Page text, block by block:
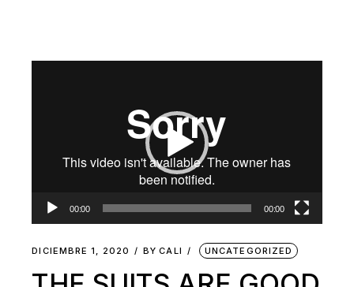
00:00 00:00
DICIEMBRE 1, 2020 BY CALI UNCATEGORIZED